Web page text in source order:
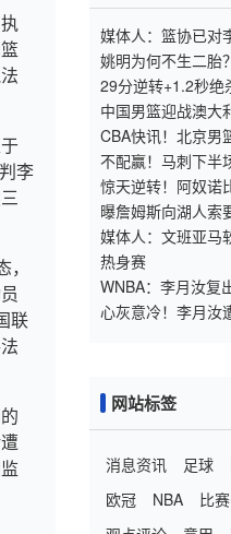
李
联
媒体人：篮协已对
份证涉嫌违法
姚明为何不生二胎
办法，太可惜且难
29分逆转+1.2秒绝
级对决
中国男篮迎战澳大
郭士强调整阵容备
CBA快讯！北京男
理层变天，徐杰前
不配赢！马刺下半
叫暂停
惊天逆转！阿奴诺
刺总分3
曝詹姆斯向湖人索
建队计划
媒体人：文班亚马
底
热身赛
WNBA：李月汝复
阻联盟第一8连胜
心灰意冷！李月汝
网站标签
消息资讯 足球
欧冠
NBA 比